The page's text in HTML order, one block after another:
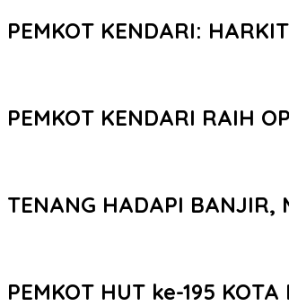
PEMKOT KENDARI:
PEMKOT KENDARI RAIH
TENANG HADAPI BANJIR,
PEMKOT HUT ke-195 KOTA